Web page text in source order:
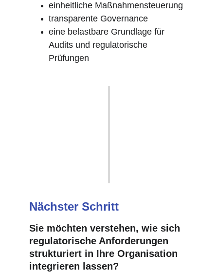
einheitliche Maßnahmensteuerung
transparente Governance
eine belastbare Grundlage für
Audits und regulatorische
Prüfungen
Nächster Schritt
Sie möchten verstehen, wie sich
regulatorische Anforderungen
strukturiert in Ihre Organisation
integrieren lassen?